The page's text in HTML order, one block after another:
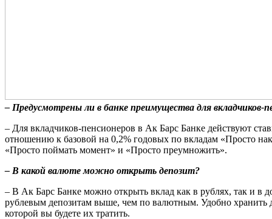
– Предусмотрены ли в банке преимущества для вкладчиков-
– Для вкладчиков-пенсионеров в Ак Барс Банке действуют
отношению к базовой на 0,2% годовых по вкладам «Просто
«Просто поймать момент» и «Просто преумножить».
– В какой валюте можно открыть депозит?
– В Ак Барс Банке можно открыть вклад как в рублях, так и в
рублевым депозитам выше, чем по валютным. Удобно хранить
которой вы будете их тратить.